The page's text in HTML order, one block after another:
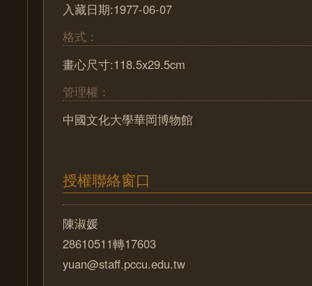
入藏日期:1977-06-07
格式：
畫心尺寸:118.5x29.5cm
管理權：
中國文化大學華岡博物館
授權聯絡窗口
陳淑媛
28610511轉17603
yuan@staff.pccu.edu.tw